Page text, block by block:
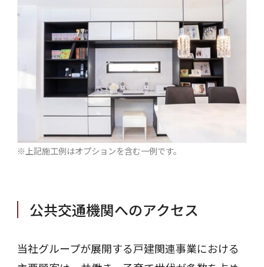
※上記施工例はオプションを含む一例です。
公共交通機関へのアクセス
当社グループが展開する戸建関連事業における